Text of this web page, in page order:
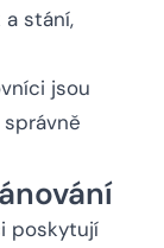
stání,
jsou
poskytují